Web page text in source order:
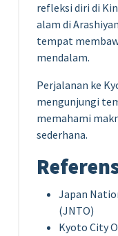
refleksi diri di
alam di
tempat
mendalam.
Perjalanan ke
mengunjungi
memahami
sederhana.
Japan
(JNTO)
Kyoto City